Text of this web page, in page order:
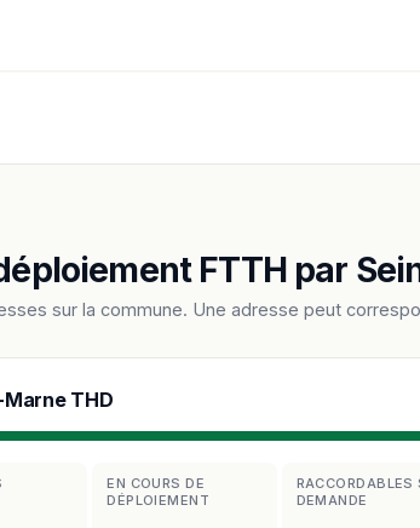
FTTH par
sur la commune. Une adresse peut
THD
EN COURS DE
DÉPLOIEMENT
RACCORDABLES
DEMANDE